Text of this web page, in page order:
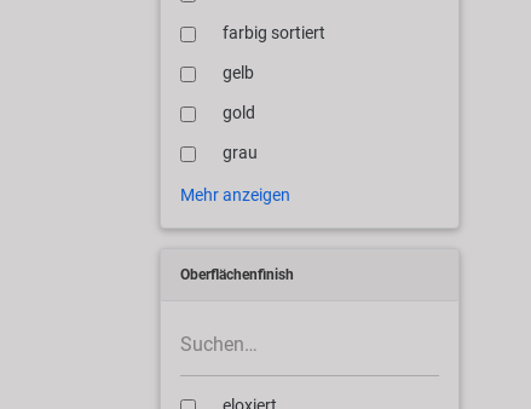
farbig sortiert
gelb
gold
grau
Mehr anzeigen
Oberflächenfinish